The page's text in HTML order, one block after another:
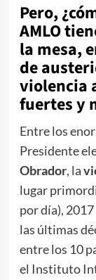
Pero,
AMLO
la mesa,
de
violencia
fuertes y
Entre los
Presidente
Obrador, la
lugar
por día),
las últimas
entre los 10
el Instituto